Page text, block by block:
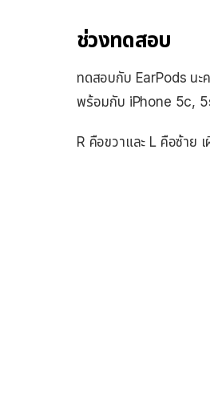
ช่วงทดสอบ
ทดสอบกับ EarPods นะ
พร้อมกับ iPhone 5c,
R คือขวาและ L คือซ้าย